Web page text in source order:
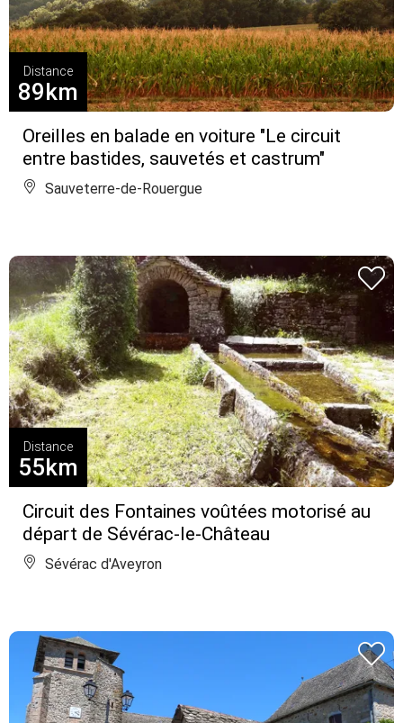
Oreilles en balade en voiture "Le circuit
entre bastides, sauvetés et castrum"
Distance
89km
Sauveterre-de-Rouergue
Circuit des Fontaines voûtées motorisé au
départ de Sévérac-le-Château
Distance
55km
Sévérac d'Aveyron